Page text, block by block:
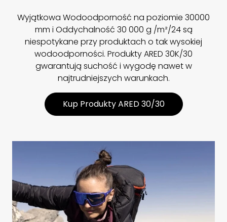
Wyjątkowa Wodoodporność na poziomie 30000
mm i Oddychalność 30 000 g /m²/24 są
niespotykane przy produktach o tak wysokiej
wodoodporności. Produkty ARED 30K/30
gwarantują suchość i wygodę nawet w
najtrudniejszych warunkach.
Kup Produkty ARED 30/30